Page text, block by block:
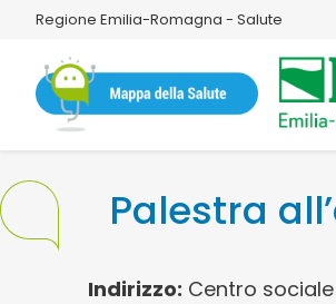
Regione Emilia-Romagna - Salute
Palestra
Indirizzo: Centro